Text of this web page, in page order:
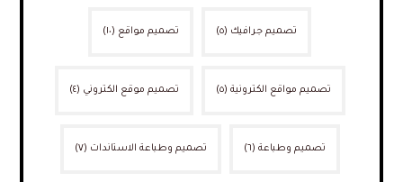
تصميم جرافيك (٥) تصميم مواقع (١٠)
تصميم مواقع الكترونية (٥) تصميم موقع الكتروني (٤)
تصميم وطباعة (٦) تصميم وطباعة الاستاندات (٧)